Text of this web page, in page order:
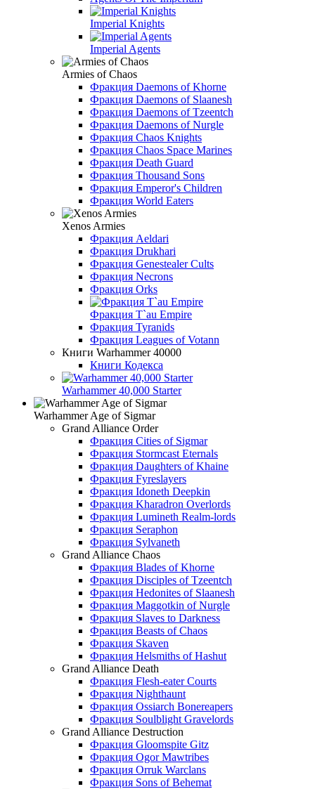
Imperial Knights
Imperial Agents
Armies of Chaos
Фракция Daemons of Khorne
Фракция Daemons of Slaanesh
Фракция Daemons of Tzeentch
Фракция Daemons of Nurgle
Фракция Chaos Knights
Фракция Chaos Space Marines
Фракция Death Guard
Фракция Thousand Sons
Фракция Emperor's Children
Фракция World Eaters
Xenos Armies
Фракция Aeldari
Фракция Drukhari
Фракция Genestealer Cults
Фракция Necrons
Фракция Orks
Фракция T`au Empire
Фракция Tyranids
Фракция Leagues of Votann
Книги Warhammer 40000
Книги Кодекса
Warhammer 40,000 Starter
Warhammer Age of Sigmar
Grand Alliance Order
Фракция Cities of Sigmar
Фракция Stormcast Eternals
Фракция Daughters of Khaine
Фракция Fyreslayers
Фракция Idoneth Deepkin
Фракция Kharadron Overlords
Фракция Lumineth Realm-lords
Фракция Seraphon
Фракция Sylvaneth
Grand Alliance Chaos
Фракция Blades of Khorne
Фракция Disciples of Tzeentch
Фракция Hedonites of Slaanesh
Фракция Maggotkin of Nurgle
Фракция Slaves to Darkness
Фракция Beasts of Chaos
Фракция Skaven
Фракция Helsmiths of Hashut
Grand Alliance Death
Фракция Flesh-eater Courts
Фракция Nighthaunt
Фракция Ossiarch Bonereapers
Фракция Soulblight Gravelords
Grand Alliance Destruction
Фракция Gloomspite Gitz
Фракция Ogor Mawtribes
Фракция Orruk Warclans
Фракция Sons of Behemat